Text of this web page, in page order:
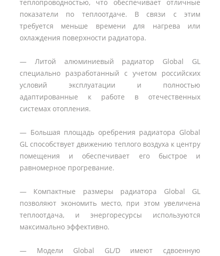
теплопроводностью, что обеспечивает отличные
показатели по теплоотдаче. В связи с этим
требуется меньше времени для нагрева или
охлаждения поверхности радиатора.
— Литой алюминиевый радиатор Global GL
специально разработанный с учетом российских
условий эксплуатации и полностью
адаптированные к работе в отечественных
системах отопления.
— Большая площадь оребрения радиатора Global
GL способствует движению теплого воздуха к центру
помещения и обеспечивает его быстрое и
равномерное прогревание.
— Компактные размеры радиатора Global GL
позволяют экономить место, при этом увеличена
теплоотдача, и энергоресурсы используются
максимально эффективно.
— Модели Global GL/D имеют сдвоенную